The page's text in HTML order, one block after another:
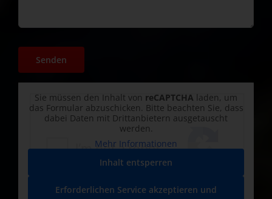
Sie müssen den Inhalt von reCAPTCHA laden, um
das Formular abzuschicken. Bitte beachten Sie, dass
dabei Daten mit Drittanbietern ausgetauscht
werden.
Mehr Informationen
Inhalt entsperren
Erforderlichen Service akzeptieren und